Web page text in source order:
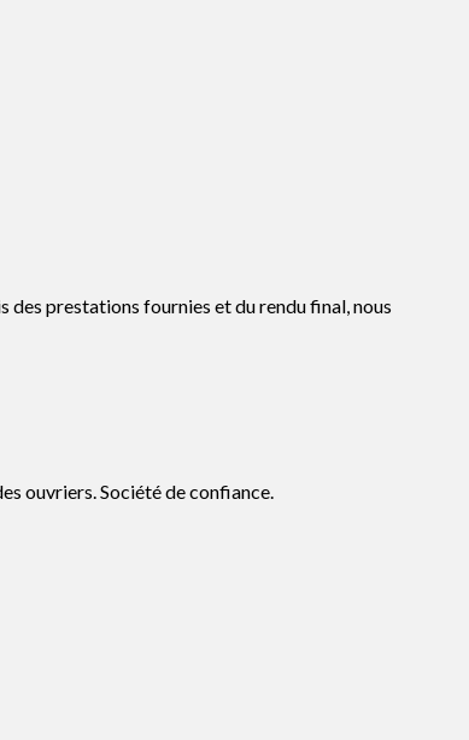
prestations fournies et du rendu final, nous
ouvriers. Société de confiance.